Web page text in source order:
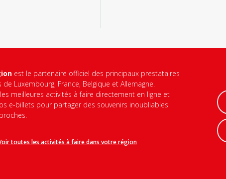
est le partenaire officiel des principaux prestataires
de Luxembourg, France, Belgique et Allemagne.
les meilleures activités à faire directement en ligne et
e-billets pour partager des souvenirs inoubliables
toutes les activités à faire dans votre région